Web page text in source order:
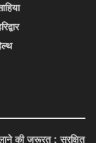
की जरूरत : सुरक्षित